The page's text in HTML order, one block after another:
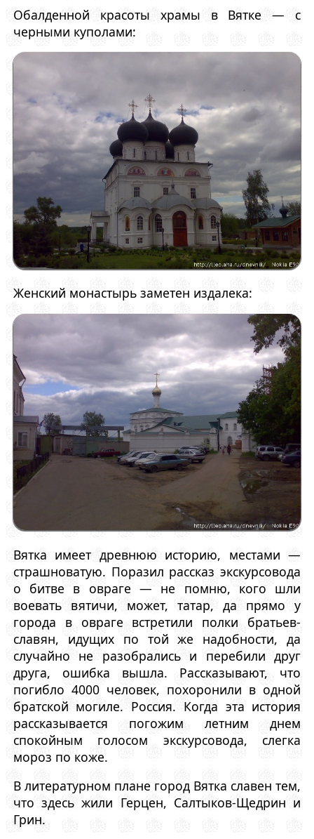
Обалденной красоты храмы в Вятке — с
черными куполами:
Женский монастырь заметен издалека:
Вятка имеет древнюю историю, местами —
страшноватую. Поразил рассказ экскурсовода
о битве в овраге — не помню, кого шли
воевать вятичи, может, татар, да прямо у
города в овраге встретили полки братьев-
славян, идущих по той же надобности, да
случайно не разобрались и перебили друг
друга, ошибка вышла. Рассказывают, что
погибло 4000 человек, похоронили в одной
братской могиле. Россия. Когда эта история
рассказывается погожим летним днем
спокойным голосом экскурсовода, слегка
мороз по коже.
В литературном плане город Вятка славен тем,
что здесь жили Герцен, Салтыков-Щедрин и
Грин.